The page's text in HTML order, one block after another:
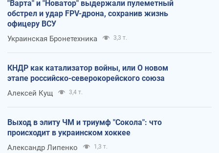
"Варта" и "Новатор" выдержали пулеметный
обстрел и удар FPV-дрона, сохранив жизнь
офицеру ВСУ
Украинская Бронетехника 3,3 т.
КНДР как катализатор войны, или О новом
этапе российско-северокорейского союза
Алексей Кущ 3,4 т.
Выход в элиту ЧМ и триумф "Сокола": что
происходит в украинском хоккее
Александр Липенко 1,3 т.